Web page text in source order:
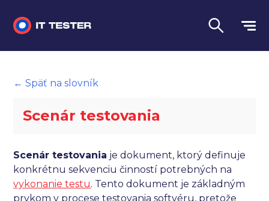
Automatizované testovanie
Performance testing
Interview otázky na pohovor
Slovník
← Späť na slovník
Scenár testovania
Scenár testovania je dokument, ktorý definuje
konkrétnu sekvenciu činností potrebných na
vykonanie testu. Tento dokument je základným
prvkom v procese testovania softvéru, pretože